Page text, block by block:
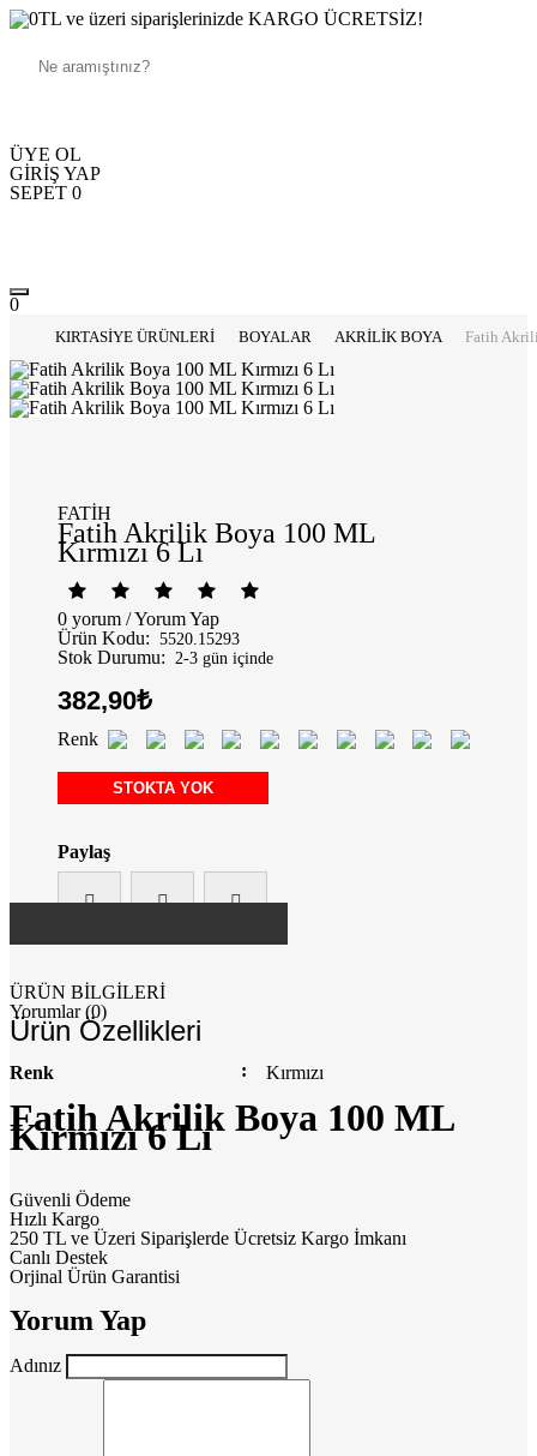
250TL ve üzeri siparişlerinizde KARGO ÜCRETSİZ!
ÜYE OL
GİRİŞ YAP
SEPET 0
0
KIRTASİYE ÜRÜNLERİ BOYALAR AKRİLİK BOYA Fatih
FATİH
Fatih Akrilik Boya 100 ML
Kırmızı 6 Lı
0 yorum /Yorum Yap
Ürün Kodu: 5520.15293
Stok Durumu: 2-3 gün içinde
382,90₺
Renk
STOKTA YOK
Paylaş
ÜRÜN BİLGİLERİ
Yorumlar (0)
Ürün Özellikleri
Renk Kırmızı
Fatih Akrilik Boya 100 ML
Kırmızı 6 Lı
Güvenli Ödeme
Hızlı Kargo
250 TL ve Üzeri Siparişlerde Ücretsiz Kargo İmkanı
Canlı Destek
Orjinal Ürün Garantisi
Yorum Yap
Adınız